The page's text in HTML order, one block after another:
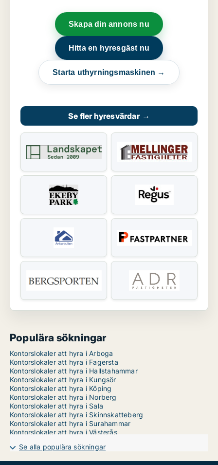
Skapa din annons nu
Hitta en hyresgäst nu
Starta uthyrningsmaskinen →
Se fler hyresvärdar →
Populära sökningar
Kontorslokaler att hyra i Arboga
Kontorslokaler att hyra i Fagersta
Kontorslokaler att hyra i Hallstahammar
Kontorslokaler att hyra i Kungsör
Kontorslokaler att hyra i Köping
Kontorslokaler att hyra i Norberg
Kontorslokaler att hyra i Sala
Kontorslokaler att hyra i Skinnskatteberg
Kontorslokaler att hyra i Surahammar
Kontorslokaler att hyra i Västerås
Se alla populära sökningar